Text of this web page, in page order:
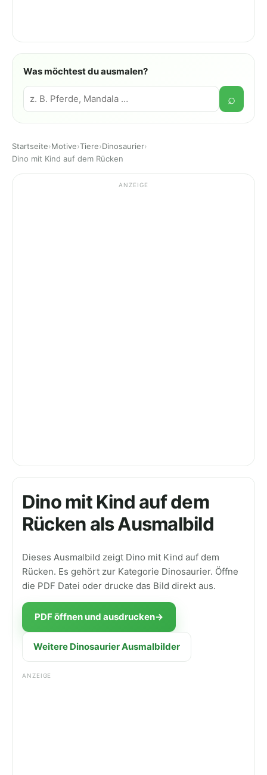
Was möchtest du ausmalen?
Suche
⌕
Startseite›Motive›Tiere›Dinosaurier›
Dino mit Kind auf dem Rücken
ANZEIGE
Dino mit Kind auf dem
Rücken als Ausmalbild
Dieses Ausmalbild zeigt Dino mit Kind auf dem
Rücken. Es gehört zur Kategorie Dinosaurier. Öffne
die PDF Datei oder drucke das Bild direkt aus.
PDF öffnen und ausdrucken→
Weitere Dinosaurier Ausmalbilder
ANZEIGE